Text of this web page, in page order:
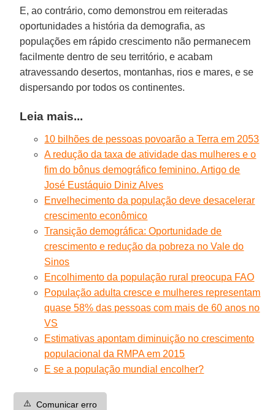
E, ao contrário, como demonstrou em reiteradas
oportunidades a história da demografia, as
populações em rápido crescimento não permanecem
facilmente dentro de seu território, e acabam
atravessando desertos, montanhas, rios e mares, e se
dispersando por todos os continentes.
Leia mais...
10 bilhões de pessoas povoarão a Terra em 2053
A redução da taxa de atividade das mulheres e o
fim do bônus demográfico feminino. Artigo de
José Eustáquio Diniz Alves
Envelhecimento da população deve desacelerar
crescimento econômico
Transição demográfica: Oportunidade de
crescimento e redução da pobreza no Vale do
Sinos
Encolhimento da população rural preocupa FAO
População adulta cresce e mulheres representam
quase 58% das pessoas com mais de 60 anos no
VS
Estimativas apontam diminuição no crescimento
populacional da RMPA em 2015
E se a população mundial encolher?
⚠️ Comunicar erro